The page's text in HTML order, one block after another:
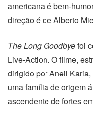
americana é bem-
direção é de Alberto
The Long Goodbyefoi
Live-Action. O filme,
dirigido por Aneil
uma família de origem
ascendente de fortes